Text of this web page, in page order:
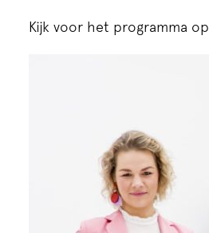
Kijk voor het programma op